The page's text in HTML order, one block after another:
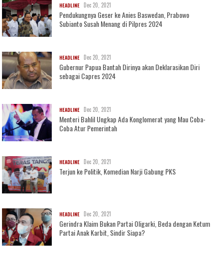
HEADLINE Dec 20, 2021
Pendukungnya Geser ke Anies Baswedan, Prabowo
Subianto Susah Menang di Pilpres 2024
HEADLINE Dec 20, 2021
Gubernur Papua Bantah Dirinya akan Deklarasikan Diri
sebagai Capres 2024
HEADLINE Dec 20, 2021
Menteri Bahlil Ungkap Ada Konglomerat yang Mau Coba-
Coba Atur Pemerintah
HEADLINE Dec 20, 2021
Terjun ke Politik, Komedian Narji Gabung PKS
HEADLINE Dec 20, 2021
Gerindra Klaim Bukan Partai Oligarki, Beda dengan Ketum
Partai Anak Karbit, Sindir Siapa?